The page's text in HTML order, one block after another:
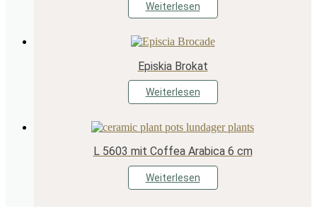
Weiterlesen
Episkia Brokat
Weiterlesen
L 5603 mit Coffea Arabica 6 cm
Weiterlesen